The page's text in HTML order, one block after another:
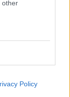
other
Policy